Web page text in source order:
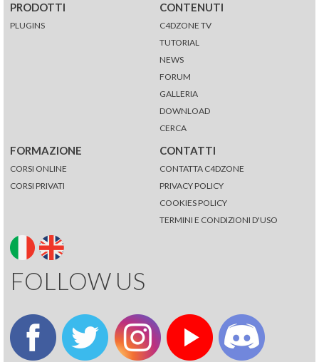
PRODOTTI
PLUGINS
CONTENUTI
C4DZONE TV
TUTORIAL
NEWS
FORUM
GALLERIA
DOWNLOAD
CERCA
FORMAZIONE
CORSI ONLINE
CORSI PRIVATI
CONTATTI
CONTATTA C4DZONE
PRIVACY POLICY
COOKIES POLICY
TERMINI E CONDIZIONI D'USO
FOLLOW US